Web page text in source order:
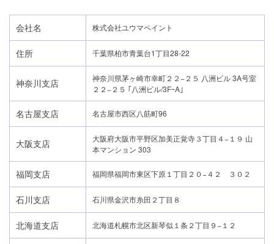
会社名 株式会社ユウマペイント
住所 千葉県柏市青葉台1丁目28-22
神奈川支店
神奈川県茅ヶ崎市幸町２２−２５ 八洲ビル 3A号室
２２−２５ ｢八洲ビル/3FｰA｣
名古屋支店 名古屋市西区八筋町96
大阪支店
大阪府大阪市平野区加美正覚寺３丁目４−１９ 山
本マンション 303
福岡支店 福岡県福岡市東区下原１丁目２０−４２ ３０２
石川支店 石川県金沢市糸田２丁目８
北海道支店 北海道札幌市北区新琴似１条２丁目９−１２